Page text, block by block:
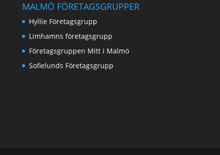
MALMÖ FÖRETAGSGRUPPER
Hyllie Företagsgrupp
Limhamns företagsgrupp
Företagsgruppen Mitt i Malmö
Sofielunds Företagsgrupp